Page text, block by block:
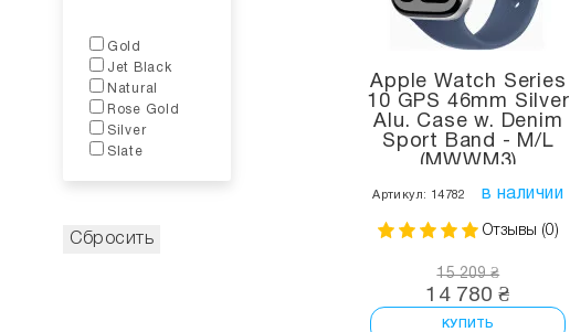
Gold
Jet Black
Natural
Rose Gold
Silver
Slate
Apple Watch Series
10 GPS 46mm Silver
Alu. Case w. Denim
Sport Band - M/L
(MWWM3)
Артикул: 14782 в наличии
Отзывы (0)
15 209 ₴
14 780 ₴
КУПИТЬ